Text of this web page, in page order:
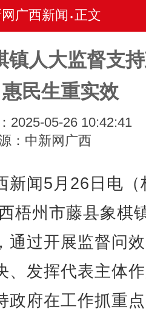
广西新闻 • 正文
镇人大监督支
民生重实效
2025-05-26 10:42:41
：中新网广西
闻5月26日电（
梧州市藤县象棋
通过开展监督问
、发挥代表主体
政府在工作抓重